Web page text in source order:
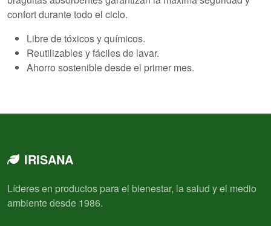
confort durante todo el ciclo.
Libre de tóxicos y químicos.
Reutilizables y fáciles de lavar.
Ahorro sostenible desde el primer mes.
IRISANA
Líderes en productos para el bienestar, la salud y el medio
ambiente desde 1986.